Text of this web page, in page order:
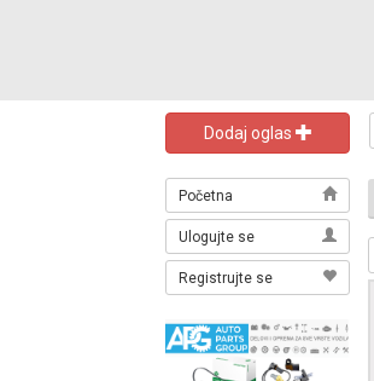
Dodaj oglas
Početna
Ulogujte se
Registrujte se